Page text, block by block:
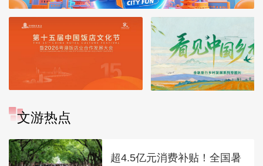
文游热点
超4.5亿元消费补贴！全国暑